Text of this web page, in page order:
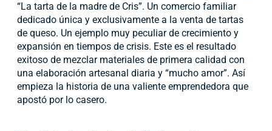
“La tarta de la madre de Cris”. Un comercio familiar
dedicado única y exclusivamente a la venta de tartas
de queso. Un ejemplo muy peculiar de crecimiento y
expansión en tiempos de crisis. Este es el resultado
exitoso de mezclar materiales de primera calidad con
una elaboración artesanal diaria y “mucho amor”. Así
empieza la historia de una valiente emprendedora que
apostó por lo casero.